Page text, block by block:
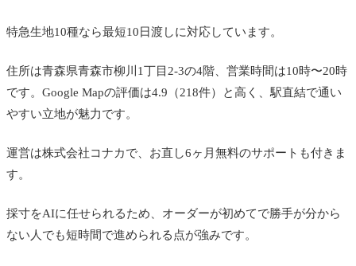
特急生地10種なら最短10日渡しに対応しています。
住所は青森県青森市柳川1丁目2-3の4階、営業時間は10時〜20時
です。Google Mapの評価は4.9（218件）と高く、駅直結で通い
やすい立地が魅力です。
運営は株式会社コナカで、お直し6ヶ月無料のサポートも付きま
す。
採寸をAIに任せられるため、オーダーが初めてで勝手が分から
ない人でも短時間で進められる点が強みです。